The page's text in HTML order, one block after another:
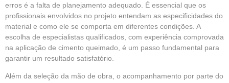
erros é a falta de planejamento adequado. É essencial que os
profissionais envolvidos no projeto entendam as especificidades do
material e como ele se comporta em diferentes condições. A
escolha de especialistas qualificados, com experiência comprovada
na aplicação de cimento queimado, é um passo fundamental para
garantir um resultado satisfatório.
Além da seleção da mão de obra, o acompanhamento por parte do